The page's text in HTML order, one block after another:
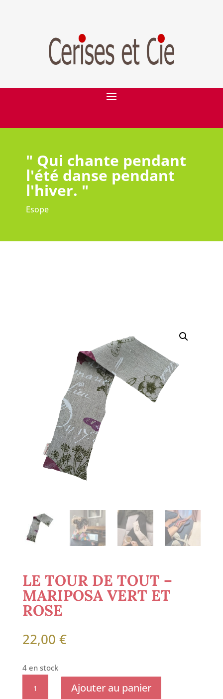
" Qui chante pendant
l'été danse pendant
l'hiver. "
Esope
LE TOUR DE TOUT –
MARIPOSA VERT ET
ROSE
22,00 €
4 en stock
Ajouter au panier